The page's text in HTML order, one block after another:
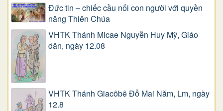
Đức tin – chiếc cầu nối con người với quyền
năng Thiên Chúa
VHTK Thánh Micae Nguyễn Huy Mỹ, Giáo
dân, ngày 12.08
VHTK Thánh Giacôbê Ðỗ Mai Năm, Lm, ngày
12.8